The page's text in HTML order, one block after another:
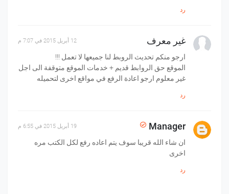
رد
غير معرف 12 أبريل 2015 في 7:07 م
ارجو منكم تحديث الروبط لنا جميعها لا تعمل !!!
الموقع حق الروابط قديم + خدمات الموقع متوقفة الى اجل
غير معلوم ارجو اعادة الرفع في مواقع اخرى لتحميله
رد
Manager 19 أبريل 2015 في 6:55 م
ان شاء الله قريبا سوف يتم اعاده رفع لكل الكتب مره
اخرى
رد